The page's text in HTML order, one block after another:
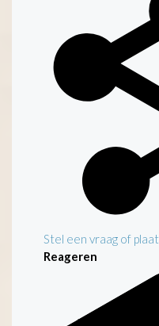
Stel een vraag of
Reageren